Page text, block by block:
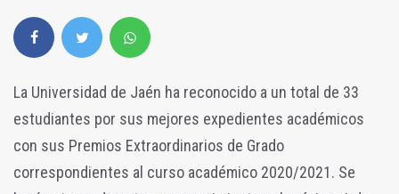
La Universidad de Jaén ha reconocido a un total de 33
estudiantes por sus mejores expedientes académicos
con sus Premios Extraordinarios de Grado
correspondientes al curso académico 2020/2021. Se